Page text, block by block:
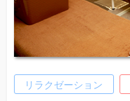
リラクゼーション